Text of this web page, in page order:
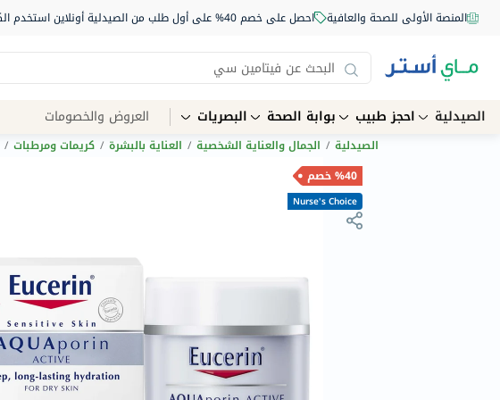
المنصة الأولى للصحة والعافية احصل على خصم 40% على أول طلب من الصيدلية أونلاين استخدم الكود: NEW40
الصيدلية احجز طبيب بوابة الصحة البصريات العروض والخصومات
الصيدلية / الجمال والعناية الشخصية / العناية بالبشرة / كريمات ومرطبات /
%40 خصم
Nurse's Choice